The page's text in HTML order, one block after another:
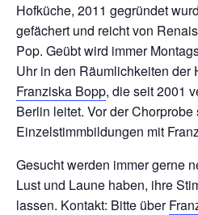
Hofküche, 2011 gegründet
gefächert und reicht von
Pop. Geübt wird immer
Uhr in den Räumlichkeiten der
Franziska Bopp, die seit 2001
Berlin leitet. Vor der Chorprobe
Einzelstimmbildungen mit
Gesucht werden immer gerne
Lust und Laune haben, ihre
lassen. Kontakt: Bitte über